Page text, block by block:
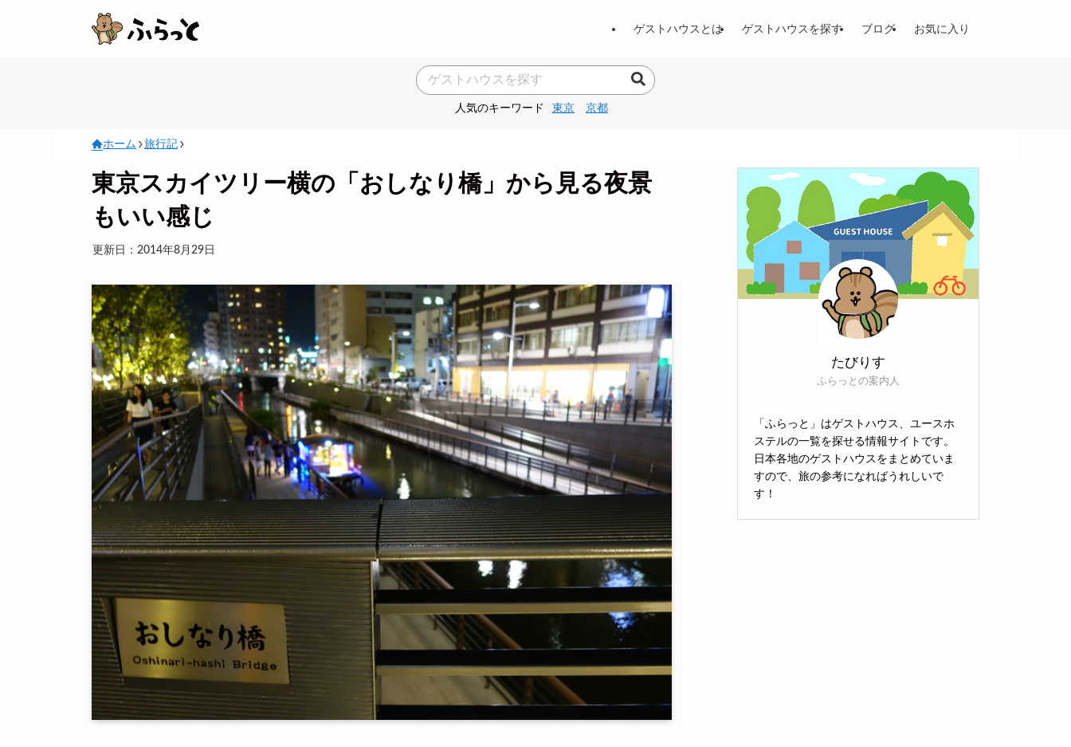
ゲストハウスとは ゲストハウスを探す ブログ お気に入り
人気のキーワード 東京 京都
ホーム 旅行記
東京スカイツリー横の「おしなり橋」から見る夜景
もいい感じ
更新日：2014年8月29日
たびりす
ふらっとの案内人
「ふらっと」はゲストハウス、ユースホ
ステルの一覧を探せる情報サイトです。
日本各地のゲストハウスをまとめていま
すので、旅の参考になればうれしいで
す！